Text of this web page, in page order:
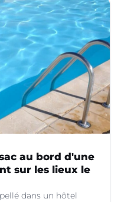
au bord d'une
sur les lieux le
dans un hôtel